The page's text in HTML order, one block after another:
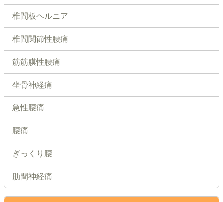
椎間板ヘルニア
椎間関節性腰痛
筋筋膜性腰痛
坐骨神経痛
急性腰痛
腰痛
ぎっくり腰
肋間神経痛